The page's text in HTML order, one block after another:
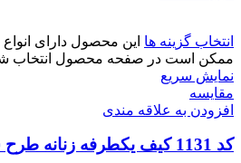
انتخاب گزینه ها این محصول دارای
ممکن است در صفحه محصول انتخاب
نمایش سریع
مقايسه
افزودن به علاقه مندی
کد 1131 کیف یکطرفه زنانه طرح شنل